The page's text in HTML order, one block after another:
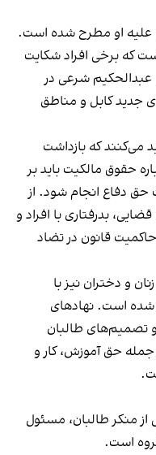
علیه او مطرح شده است.
که برخی افراد شکایت
عبدالحکیم شرعی در
جدید کابل و مناطق
می‌کنند که بازداشت
حقوق مالکیت باید بر
دفاع انجام شود. از
بدرفتاری با افراد و
قانون در تضاد
و دختران نیز با
شده است. نهادهای
تصمیم‌های طالبان
جمله حق آموزش، کار و
منکر طالبان، مسئول
است.